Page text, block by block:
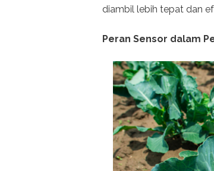
diambil lebih tepat dan
Peran Sensor dalam